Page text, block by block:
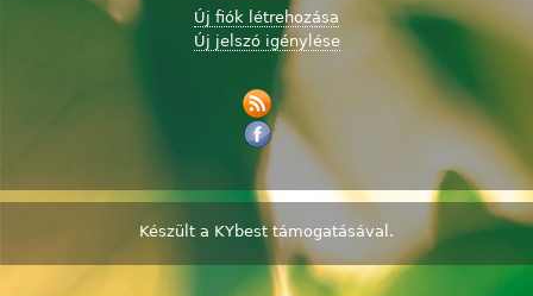
Új fiók létrehozása
Új jelszó igénylése
Készült a KYbest támogatásával.